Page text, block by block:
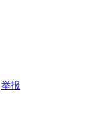
举报